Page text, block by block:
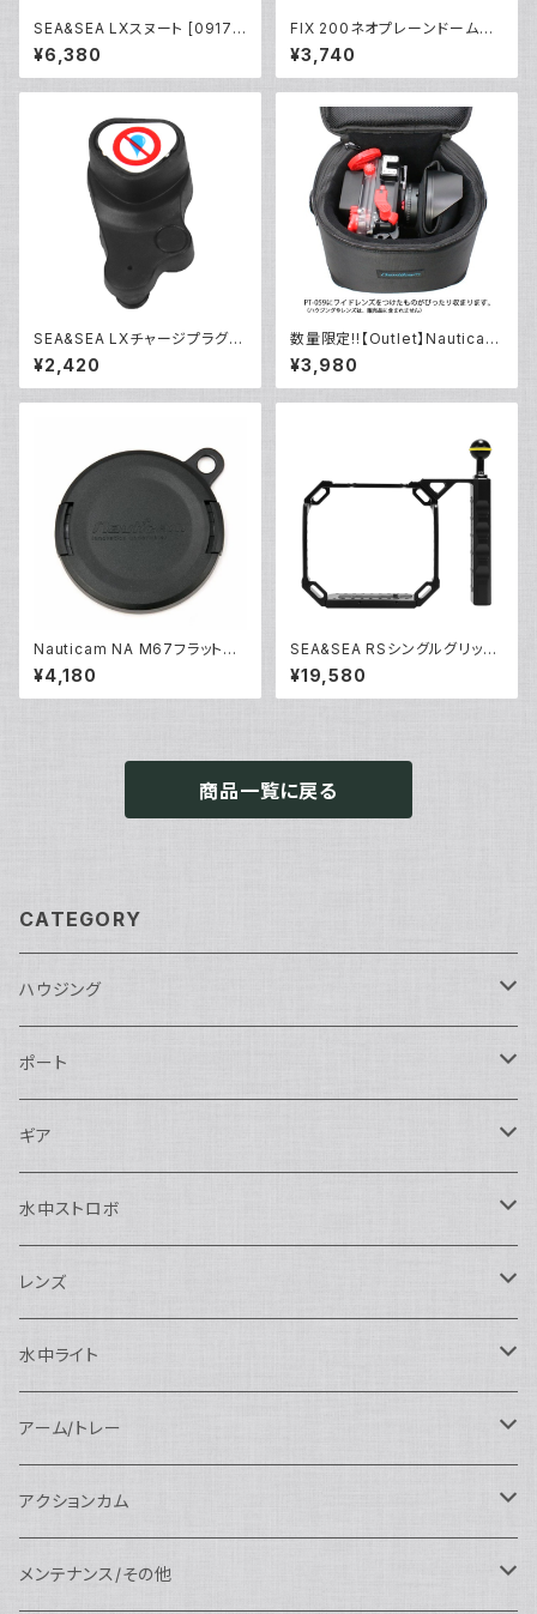
SEA&SEA LXスヌート [0917
2]
¥6,380
FIX 200ネオプレーンドームカ
バーII [21490]
¥3,740
SEA&SEA LXチャージプラグ
[09138/09139]
¥2,420
数量限定!!【Outlet】Nauticam
NA ハウジングキャリングバッグ
MS
¥3,980
Nauticam NA M67フラットポ
ートキャップ [20480]
¥4,180
SEA&SEA RSシングルグリップ
セット [22520/22521]
¥19,580
商品一覧に戻る
CATEGORY
ハウジング
Nikon用
Nauticam
SEA&SEA
Canon用
Nauticam
SEA&SEA
Sony用
Nautciam
SEA&SEA
OM SYSTEM用
Nauticam
AOI
Panasonic用
Nauticam
FUJIFILM用
Nauticam
Nauticam
Nikon用
SEA&SEA
ポート
Nauticam
N120ドームポート
N120マクロポート
SEA&SEA
ドームポート
マクロポート
AOI
ドームポート
フラットポート
FIX
アクセサリー
Athena
ドームポート
ギア
AOI
OM SYSTEM用
Nauticam
SEA&SEA
水中ストロボ
SEA&SEA
アクセサリー
AOI
アクセサリー
アクセサリー
weefine
アクセサリー
レンズ
マクロコンバージョンレンズ
Nauticam
AOI
ワイドコンバージョンレンズ
Nauticam
AOI
ワイドアングルコンバージョンポート
Nauticam
レンズオプション
水中ライト
大光量 3000ルーメン以上
リングライト
FIX
アーム/トレー
アーム
SEA&SEA
フロートアーム
アクションカム
レンズ
メンテナンス/その他